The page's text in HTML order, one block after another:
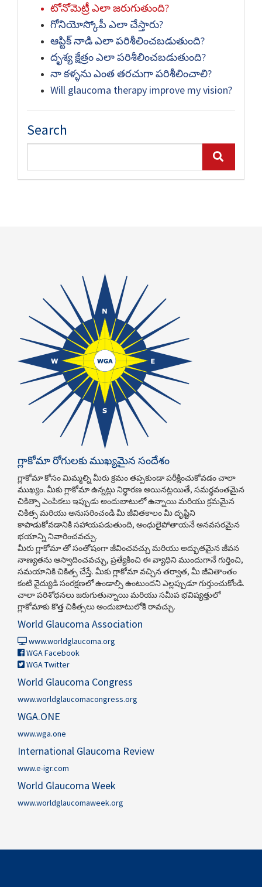
టోనోమెట్రీ ఎలా జరుగుతుంది?
గోనియోస్కోపీ ఎలా చేస్తారు?
ఆప్టిక్ నాడి ఎలా పరిశీలించబడుతుంది?
దృశ్య క్షేత్రం ఎలా పరిశీలించబడుతుంది?
నా కళ్ళను ఎంత తరచుగా పరిశీలించాలి?
Will glaucoma therapy improve my vision?
Search
గ్లాకోమా రోగులకు ముఖ్యమైన సందేశం
గ్లాకోమా కోసం మిమ్మల్ని మీరు క్రమం తప్పకుండా పరీక్షించుకోవడం చాలా
ముఖ్యం. మీకు గ్లాకోమా ఉన్నట్లు నిర్ధారణ అయినట్లయితే, సమర్థవంతమైన
చికిత్సా ఎంపికలు ఇప్పుడు అందుబాటులో ఉన్నాయి మరియు క్రమమైన
చికిత్స మరియు అనుసరించండి మీ జీవితకాలం మీ దృష్టిని
కాపాడుకోవడానికి సహాయపడుతుంది, అంధులైపోతాయనే అనవసరమైన
భయాన్ని నివారించవచ్చు.
మీరు గ్లాకోమా తో సంతోషంగా జీవించవచ్చు మరియు అద్భుతమైన జీవన
నాణ్యతను ఆస్వాదించవచ్చు, ప్రత్యేకించి ఈ వ్యాధిని ముందుగానే గుర్తించి,
సమయానికి చికిత్స చేస్తే. మీకు గ్లాకోమా వచ్చిన తర్వాత, మీ జీవితాంతం
కంటి వైద్యుడి సంరక్షణలో ఉండాల్సి ఉంటుందని ఎల్లప్పుడూ గుర్తుంచుకోండి.
చాలా పరిశోధనలు జరుగుతున్నాయి మరియు సమీప భవిష్యత్తులో
గ్లాకోమాకు కొత్త చికిత్సలు అందుబాటులోకి రావచ్చు.
World Glaucoma Association
www.worldglaucoma.org
WGA Facebook
WGA Twitter
World Glaucoma Congress
www.worldglaucomacongress.org
WGA.ONE
www.wga.one
International Glaucoma Review
www.e-igr.com
World Glaucoma Week
www.worldglaucomaweek.org